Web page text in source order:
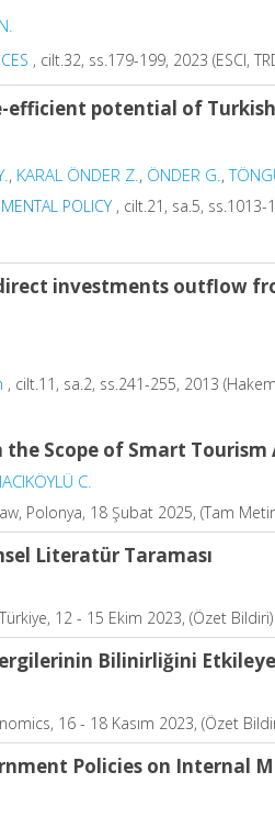
, cilt.32, ss.179-199, 2023 (ESCI,
efficient potential of
, KARAL ÖNDER Z., ÖNDER G.,
POLICY , cilt.21, sa.5, ss.1013-
investments outflow
, cilt.11, sa.2, ss.241-255, 2013
Scope of Smart Tourism
C.
Polonya, 18 Şubat 2025, (Tam
Literatür Taraması
12 - 15 Ekim 2023, (Özet Bildiri)
Bilinirliğini
16 - 18 Kasım 2023, (Özet
Policies on Internal